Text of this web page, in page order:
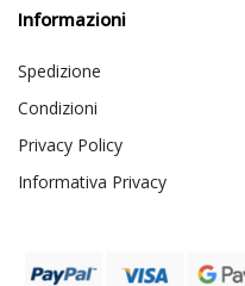
Informazioni
Spedizione
Condizioni
Privacy Policy
Informativa Privacy